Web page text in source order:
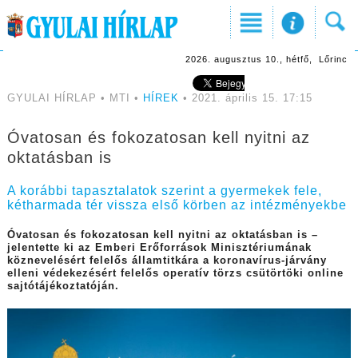
2026. augusztus 10., hétfő, Lőrinc
GYULAI HÍRLAP • MTI • HÍREK • 2021. április 15. 17:15
Óvatosan és fokozatosan kell nyitni az
oktatásban is
A korábbi tapasztalatok szerint a gyermekek fele,
kétharmada tér vissza első körben az intézményekbe
Óvatosan és fokozatosan kell nyitni az oktatásban is –
jelentette ki az Emberi Erőforrások Minisztériumának
köznevelésért felelős államtitkára a koronavírus-járvány
elleni védekezésért felelős operatív törzs csütörtöki online
sajtótájékoztatóján.